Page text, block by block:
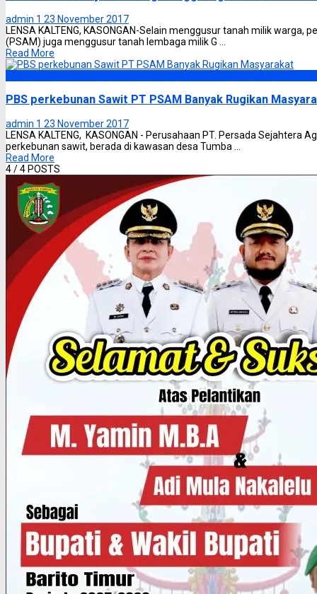
admin 1 23 November 2017
LENSA KALTENG, KASONGAN-Selain menggusur tanah milik warga,
(PSAM) juga menggusur tanah lembaga milik G ...
Read More
PBS perkebunan Sawit PT PSAM Banyak Rugikan
admin 1 23 November 2017
LENSA KALTENG, KASONGAN - Perusahaan PT. Persada Sejahtera
perkebunan sawit, berada di kawasan desa Tumba ...
Read More
4/ 4 POSTS